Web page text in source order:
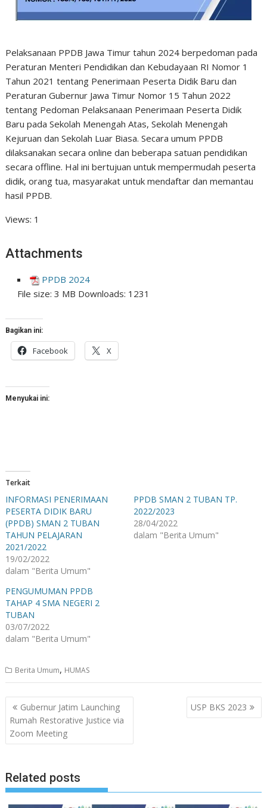
Pelaksanaan PPDB Jawa Timur tahun 2024 berpedoman pada
Peraturan Menteri Pendidikan dan Kebudayaan RI Nomor 1
Tahun 2021 tentang Penerimaan Peserta Didik Baru dan
Peraturan Gubernur Jawa Timur Nomor 15 Tahun 2022
tentang Pedoman Pelaksanaan Penerimaan Peserta Didik
Baru pada Sekolah Menengah Atas, Sekolah Menengah
Kejuruan dan Sekolah Luar Biasa. Secara umum PPDB
dilaksanakan secara online dan beberapa satuan pendidikan
secara offline. Hal ini bertujuan untuk mempermudah peserta
didik, orang tua, masyarakat untuk mendaftar dan memantau
hasil PPDB.
Views: 1
Attachments
PPDB 2024
File size: 3 MB Downloads: 1231
Bagikan ini:
Facebook X
Menyukai ini:
Terkait
INFORMASI PENERIMAAN
PESERTA DIDIK BARU
(PPDB) SMAN 2 TUBAN
TAHUN PELAJARAN
2021/2022
19/02/2022
dalam "Berita Umum"
PPDB SMAN 2 TUBAN TP.
2022/2023
28/04/2022
dalam "Berita Umum"
PENGUMUMAN PPDB
TAHAP 4 SMA NEGERI 2
TUBAN
03/07/2022
dalam "Berita Umum"
Berita Umum, HUMAS
Navigasi
pos
Gubernur Jatim Launching
Rumah Restorative Justice via
Zoom Meeting
USP BKS 2023
Related posts